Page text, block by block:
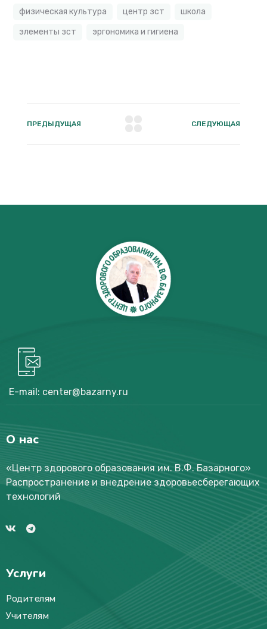
физическая культура
центр зст
школа
элементы зст
эргономика и гигиена
ПРЕДЫДУЩАЯ СЛЕДУЮЩАЯ
E-mail: center@bazarny.ru
О нас
«Центр здорового образования им. В.Ф. Базарного»
Распространение и внедрение здоровьесберегающих
технологий
Услуги
Родителям
Учителям